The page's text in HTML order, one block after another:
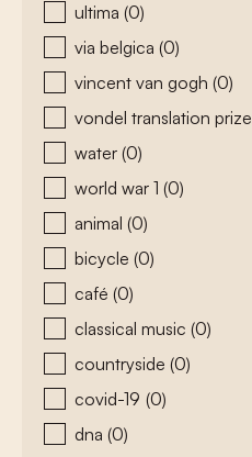
ultima (0)
via belgica (0)
vincent van gogh (0)
vondel translation prize
water (0)
world war 1 (0)
animal (0)
bicycle (0)
café (0)
classical music (0)
countryside (0)
covid-19 (0)
dna (0)